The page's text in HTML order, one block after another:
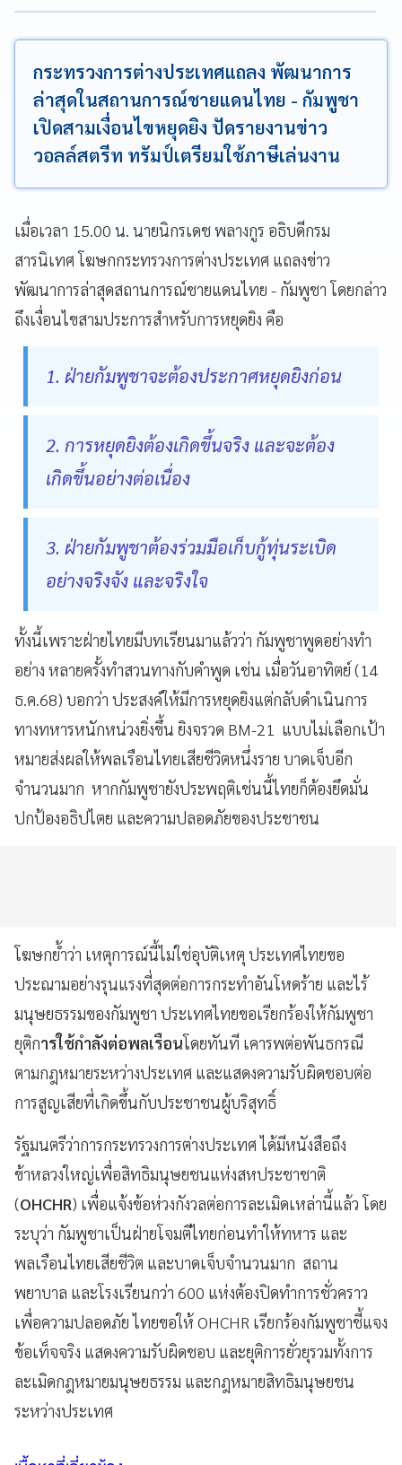
กระทรวงการต่างประเทศแถลง พัฒนาการ
ล่าสุดในสถานการณ์ชายแดนไทย - กัมพูชา
เปิดสามเงื่อนไขหยุดยิง ปัดรายงานข่าว
วอลล์สตรีท ทรัมป์เตรียมใช้ภาษีเล่นงาน
เมื่อเวลา 15.00 น. นายนิกรเดช พลางกูร อธิบดีกรม
สารนิเทศ โฆษกกระทรวงการต่างประเทศ แถลงข่าว
พัฒนาการล่าสุดสถานการณ์ชายแดนไทย - กัมพูชา โดยกล่าว
ถึงเงื่อนไขสามประการสำหรับการหยุดยิง คือ
1. ฝ่ายกัมพูชาจะต้องประกาศหยุดยิงก่อน
2. การหยุดยิงต้องเกิดขึ้นจริง และจะต้อง
เกิดขึ้นอย่างต่อเนื่อง
3. ฝ่ายกัมพูชาต้องร่วมมือเก็บกู้ทุ่นระเบิด
อย่างจริงจัง และจริงใจ
ทั้งนี้เพราะฝ่ายไทยมีบทเรียนมาแล้วว่า กัมพูชาพูดอย่างทำ
อย่าง หลายครั้งทำสวนทางกับคำพูด เช่น เมื่อวันอาทิตย์ (14
ธ.ค.68) บอกว่า ประสงค์ให้มีการหยุดยิงแต่กลับดำเนินการ
ทางทหารหนักหน่วงยิ่งขึ้น ยิงจรวด BM-21 แบบไม่เลือกเป้า
หมายส่งผลให้พลเรือนไทยเสียชีวิตหนึ่งราย บาดเจ็บอีก
จำนวนมาก หากกัมพูชายังประพฤติเช่นนี้ไทยก็ต้องยึดมั่น
ปกป้องอธิปไตย และความปลอดภัยของประชาชน
โฆษกย้ำว่า เหตุการณ์นี้ไม่ใช่อุบัติเหตุ ประเทศไทยขอ
ประณามอย่างรุนแรงที่สุดต่อการกระทำอันโหดร้าย และไร้
มนุษยธรรมของกัมพูชา ประเทศไทยขอเรียกร้องให้กัมพูชา
ยุติการใช้กำลังต่อพลเรือนโดยทันที เคารพต่อพันธกรณี
ตามกฎหมายระหว่างประเทศ และแสดงความรับผิดชอบต่อ
การสูญเสียที่เกิดขึ้นกับประชาชนผู้บริสุทธิ์
รัฐมนตรีว่าการกระทรวงการต่างประเทศ ได้มีหนังสือถึง
ข้าหลวงใหญ่เพื่อสิทธิมนุษยชนแห่งสหประชาชาติ
(OHCHR) เพื่อแจ้งข้อห่วงกังวลต่อการละเมิดเหล่านี้แล้ว โดย
ระบุว่า กัมพูชาเป็นฝ่ายโจมตีไทยก่อนทำให้ทหาร และ
พลเรือนไทยเสียชีวิต และบาดเจ็บจำนวนมาก สถาน
พยาบาล และโรงเรียนกว่า 600 แห่งต้องปิดทำการชั่วคราว
เพื่อความปลอดภัย ไทยขอให้ OHCHR เรียกร้องกัมพูชาชี้แจง
ข้อเท็จจริง แสดงความรับผิดชอบ และยุติการยั่วยุรวมทั้งการ
ละเมิดกฎหมายมนุษยธรรม และกฎหมายสิทธิมนุษยชน
ระหว่างประเทศ